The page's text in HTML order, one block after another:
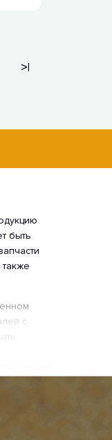
>|
быть
с
время